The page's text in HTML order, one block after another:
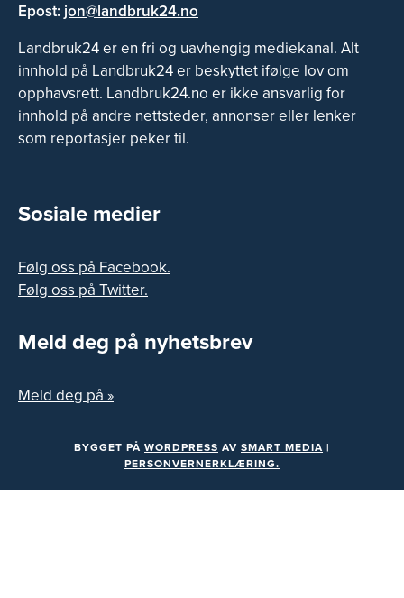
Epost: jon@landbruk24.no
Landbruk24 er en fri og uavhengig mediekanal. Alt
innhold på Landbruk24 er beskyttet ifølge lov om
opphavsrett. Landbruk24.no er ikke ansvarlig for
innhold på andre nettsteder, annonser eller lenker
som reportasjer peker til.
Sosiale medier
Følg oss på Facebook.
Følg oss på Twitter.
Meld deg på nyhetsbrev
Meld deg på »
BYGGET PÅ WORDPRESS AV SMART MEDIA |
PERSONVERNERKLÆRING.